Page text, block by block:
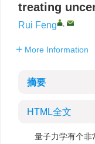
treating
Rui Feng ,
More Information
摘要
HTML全文
量子力学有个非